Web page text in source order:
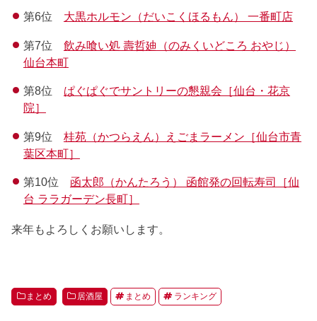
第6位 大黒ホルモン（だいこくほるもん） 一番町店
第7位 飲み喰い処 壽哲廸（のみくいどころ おやじ）
仙台本町
第8位 ぱぐぱぐでサントリーの懇親会［仙台・花京
院］
第9位 桂苑（かつらえん）えごまラーメン［仙台市青
葉区本町］
第10位 函太郎（かんたろう） 函館発の回転寿司［仙
台 ララガーデン長町］
来年もよろしくお願いします。
まとめ 居酒屋 まとめ ランキング